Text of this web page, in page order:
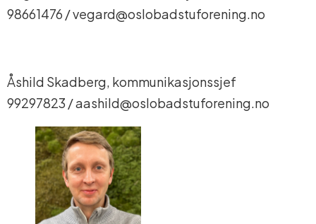
98661476 / vegard@oslobadstuforening.no
Åshild Skadberg, kommunikasjonssjef
99297823 / aashild@oslobadstuforening.no